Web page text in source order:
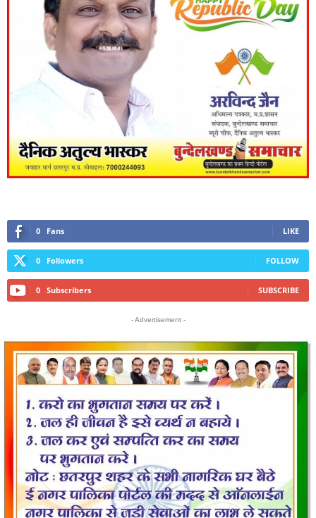
0 Fans LIKE
0 Followers FOLLOW
0 Subscribers SUBSCRIBE
- Advertisement -